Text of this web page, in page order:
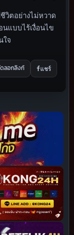
ตอย่างไม่หวาด
แบบไร้เงื่อนไข
ใจ
ลอกลิงก์ แชร์